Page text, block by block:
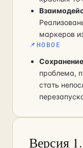
маркеров
📌 НОВОЕ
проблема,
стать
Версия